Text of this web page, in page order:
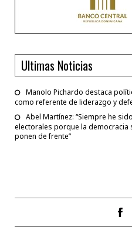
Ultimas Noticias
Manolo Pichardo destaca
como referente de liderazgo y
Abel Martínez: “Siempre he
electorales porque la democracia
ponen de frente”